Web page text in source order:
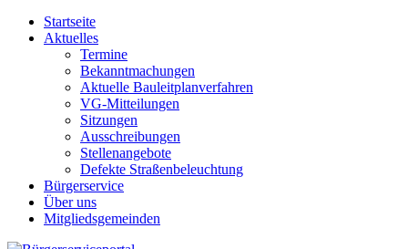
Startseite
Aktuelles
Termine
Bekanntmachungen
Aktuelle Bauleitplanverfahren
VG-Mitteilungen
Sitzungen
Ausschreibungen
Stellenangebote
Defekte Straßenbeleuchtung
Bürgerservice
Über uns
Mitgliedsgemeinden